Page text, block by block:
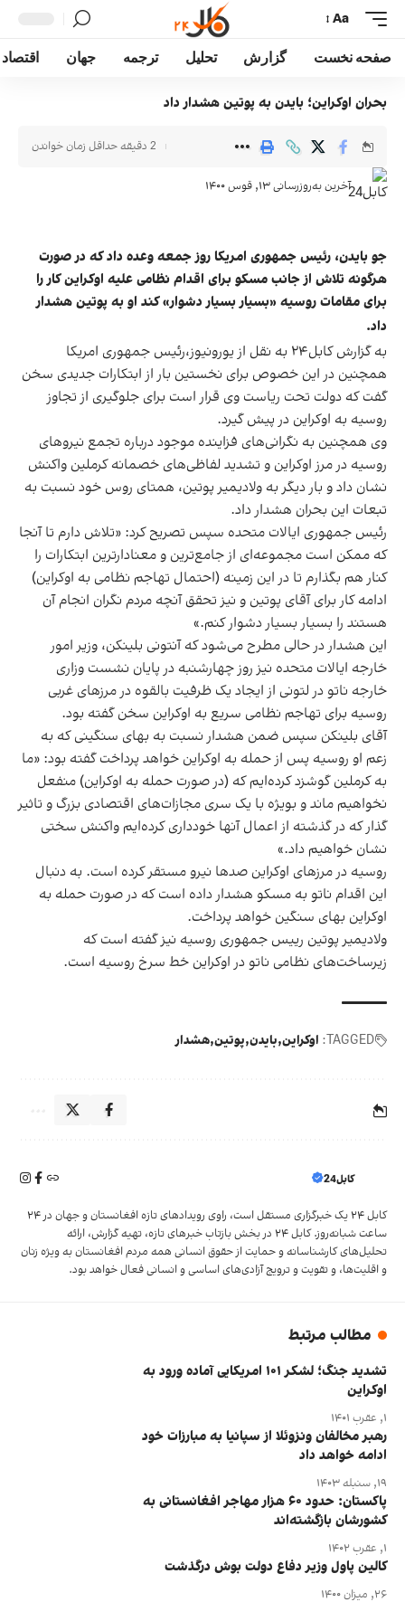
Aa
صفحه نخست گزارش تحلیل ترجمه جهان اقتصاد
بحران اوکراین؛ بایدن به پوتین هشدار داد
آخرین به‌روزرسانی ۱۳, قوس ۱۴۰۰
2 دقیقه حداقل زمان خواندن
جو بایدن، رئیس جمهوری امریکا روز جمعه وعده داد که در صورت
هرگونه تلاش از جانب مسکو برای اقدام نظامی علیه اوکراین کار را
برای مقامات روسیه «بسیار بسیار دشوار» کند او به پوتین هشدار
داد.
به گزارش کابل۲۴ به نقل از
یورونیوز،رئیس جمهوری امریکا
همچنین در این خصوص برای نخستین بار از ابتکارات جدیدی سخن
گفت که دولت تحت ریاست وی قرار است برای جلوگیری از تجاوز
روسیه به اوکراین در پیش گیرد.
وی همچنین به نگرانی‌های فزاینده موجود درباره تجمع نیروهای
روسیه در مرز اوکراین و تشدید لفاظی‌های خصمانه کرملین واکنش
نشان داد و بار دیگر به ولادیمیر پوتین، همتای روس خود نسبت به
تبعات این بحران هشدار داد.
رئیس جمهوری ایالات متحده سپس تصریح کرد: «تلاش دارم تا آنجا
که ممکن است مجموعه‌ای از جامع‌ترین و معنادارترین ابتکارات را
کنار هم بگذارم تا در این زمینه (احتمال تهاجم نظامی به اوکراین)
ادامه کار برای آقای پوتین و نیز تحقق آنچه مردم نگران انجام آن
هستند را بسیار بسیار دشوار کنم.»
این هشدار در حالی مطرح می‌شود که آنتونی بلینکن، وزیر امور
خارجه ایالات متحده نیز روز چهارشنبه در پایان نشست وزاری
خارجه ناتو در لتونی از ایجاد یک ظرفیت بالقوه در مرزهای غربی
روسیه برای تهاجم نظامی سریع به اوکراین سخن گفته بود.
آقای بلینکن سپس ضمن هشدار نسبت به بهای سنگینی که به
زعم او روسیه پس از حمله به اوکراین خواهد پرداخت گفته بود: «ما
به کرملین گوشزد کرده‌ایم که (در صورت حمله به اوکراین) منفعل
نخواهیم ماند و بویژه با یک سری مجازات‌های اقتصادی بزرگ و تاثیر
گذار که در گذشته از اعمال آنها خودداری کرده‌ایم واکنش سختی
نشان خواهیم داد.»
روسیهدر مرزهای اوکراین صدها نیرو مستقر کرده است. به دنبال
این اقدام ناتو به مسکو هشدار داده است که در صورت حمله به
اوکراین بهای سنگین خواهد پرداخت.
ولادیمیر پوتین رییس جمهوری روسیه نیز گفته است که
زیرساخت‌های نظامی ناتو در اوکراین خط سرخ روسیه است.
TAGGED: اوکراین بایدن پوتین هشدار
کابل24
کابل ۲۴ یک خبرگزاری مستقل است، راوی رویدادهای تازه افغانستان و جهان در ۲۴
ساعت شبانه‌روز. کابل ۲۴ در بخش‌ بازتاب‌ خبرهای تازه، تهیه‌ گزارش‌، ارائه
تحلیل‌های کارشناسانه و حمایت از حقوق انسانی همه مردم افغانستان به ویژه زنان
و اقلیت‌ها، و تقویت‌ و ترویج آزادی‌های اساسی و انسانی فعال خواهد بود.
مطالب مرتبط
تشدید جنگ؛ لشکر ۱۰۱ امریکایی آماده ورود به
اوکراین
۱, عقرب ۱۴۰۱
رهبر مخالفان ونزوئلا از سپانیا به مبارزات خود
ادامه خواهد داد
۱۹, سنبله ۱۴۰۳
پاکستان: حدود ۶۰ هزار مهاجر افغانستانی به
کشورشان بازگشته‌اند
۱, عقرب ۱۴۰۲
کالین پاول وزیر دفاع دولت بوش درگذشت
۲۶, میزان ۱۴۰۰